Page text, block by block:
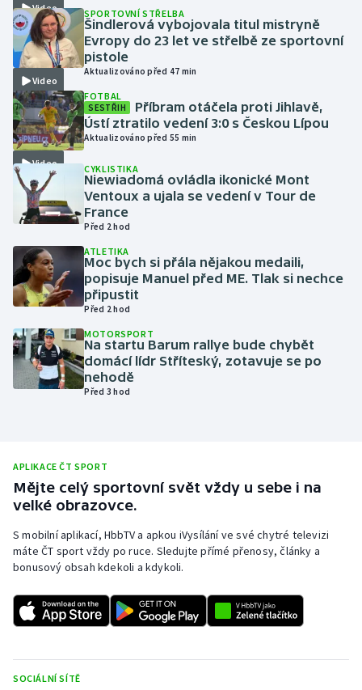
Házená
Jezdectví
Judo
Krasobruslení
Lezení
Lyže a snowboard
Moderní pětiboj
Motorsport
Parasport
Rychlobruslení
Rychlostní kanoistika
Short track
Sportovní střelba
Stolní tenis
Video
Video
SPORTOVNÍ STŘELBA
Šindlerová vybojovala titul mistryně
Evropy do 23 let ve střelbě ze sportovní
pistole
Aktualizováno před 47 min
Video
FOTBAL
SESTŘIH
Příbram otáčela proti Jihlavě,
Ústí ztratilo vedení 3:0 s Českou Lípou
Aktualizováno před 55 min
CYKLISTIKA
Niewiadomá ovládla ikonické Mont
Ventoux a ujala se vedení v Tour de
France
Před 2 hod
ATLETIKA
Moc bych si přála nějakou medaili,
popisuje Manuel před ME. Tlak si nechce
připustit
Před 2 hod
MOTORSPORT
Na startu Barum rallye bude chybět
domácí lídr Stříteský, zotavuje se po
nehodě
Před 3 hod
APLIKACE ČT SPORT
Mějte celý sportovní svět vždy u sebe i na
velké obrazovce.
S mobilní aplikací, HbbTV a apkou iVysílání ve své chytré televizi
máte ČT sport vždy po ruce. Sledujte přímé přenosy, články a
bonusový obsah kdekoli a kdykoli.
SOCIÁLNÍ SÍTĚ